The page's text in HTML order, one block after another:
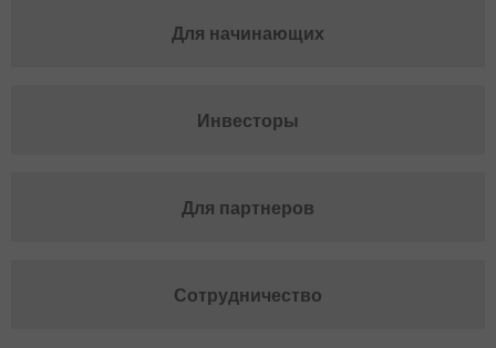
Для начинающих
Инвесторы
Для партнеров
Сотрудничество